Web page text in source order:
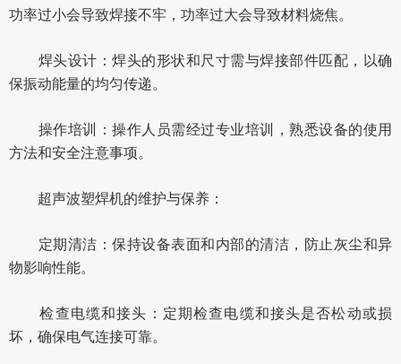
功率过小会导致焊接不牢，功率过大会导致材料烧焦。
焊头设计：焊头的形状和尺寸需与焊接部件匹配，以确
保振动能量的均匀传递。
操作培训：操作人员需经过专业培训，熟悉设备的使用
方法和安全注意事项。
超声波塑焊机的维护与保养：
定期清洁：保持设备表面和内部的清洁，防止灰尘和异
物影响性能。
检查电缆和接头：定期检查电缆和接头是否松动或损
坏，确保电气连接可靠。